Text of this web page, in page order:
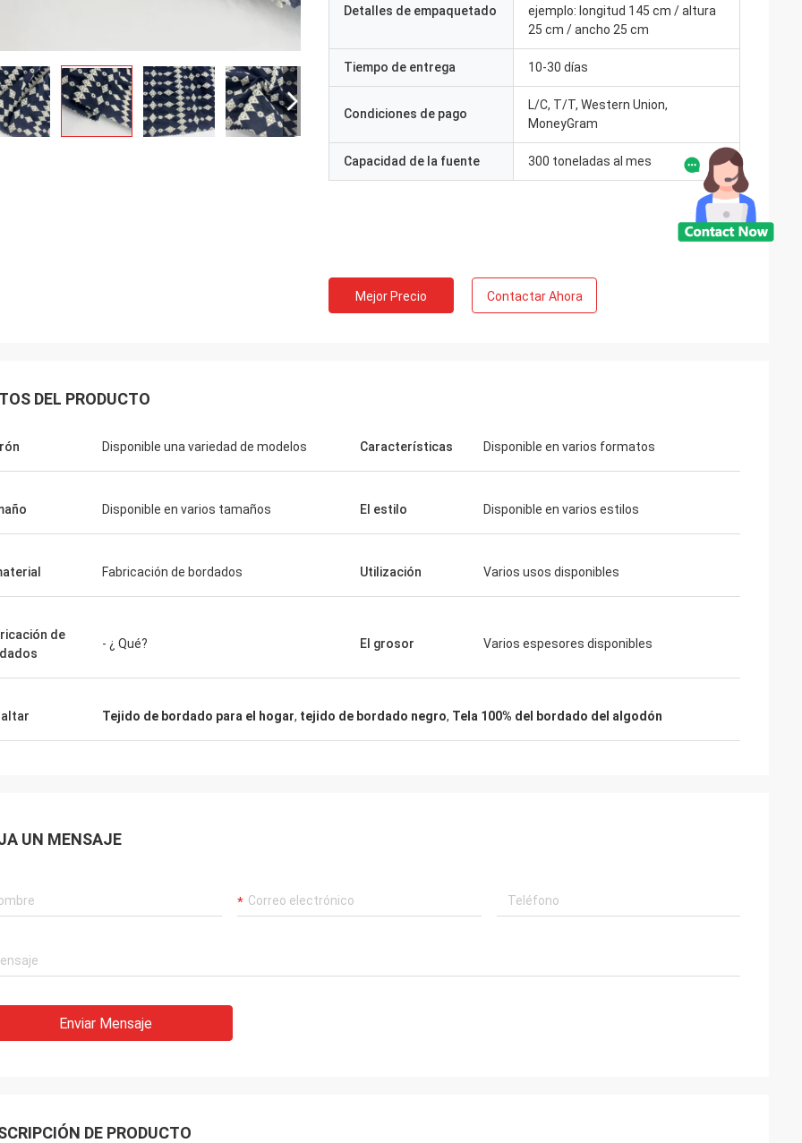
Detalles de empaquetado
ejemplo: longitud 145 cm / altura
25 cm / ancho 25 cm
Tiempo de entrega 10-30 días
Condiciones de pago
L/C, T/T, Western Union,
MoneyGram
Capacidad de la fuente 300 toneladas al mes
Mejor Precio Contactar Ahora
DEL PRODUCTO
Disponible una variedad de modelos Características Disponible en varios formatos
Disponible en varios tamaños El estilo Disponible en varios estilos
Fabricación de bordados Utilización Varios usos disponibles
de
- ¿ Qué? El grosor Varios espesores disponibles
Tejido de bordado para el hogar, tejido de bordado negro, Tela 100% del bordado del algodón
UN MENSAJE
Enviar Mensaje
DE PRODUCTO